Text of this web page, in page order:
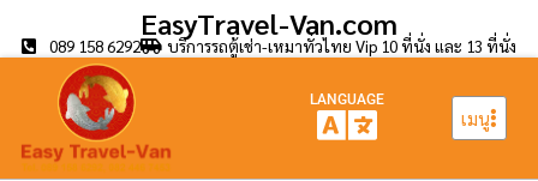
EasyTravel-Van.com
089 158 6292 บริการรถตู้เช่า-เหมาทั่วไทย Vip 10 ที่นั่ง และ 13 ที่นั่ง
เมนู
LANGUAGE